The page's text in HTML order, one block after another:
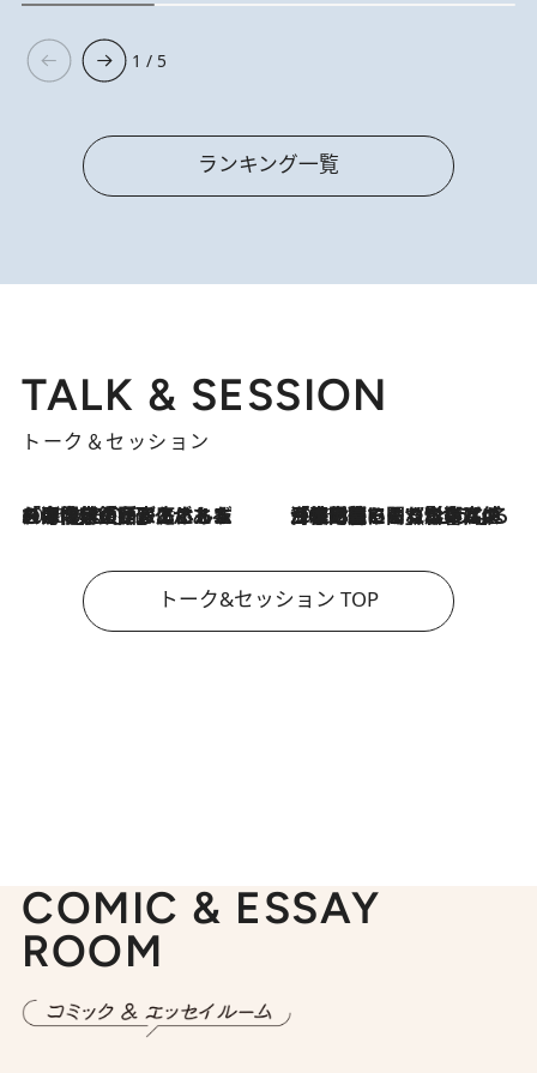
1 / 5
ランキング一覧
TALK & SESSION
トーク＆セッション
2026.8.3
「今後値上げがあるとすれば…」「リスクがあるのは今年の冬」エネルギー専門家が語る、ホルムズ海峡封鎖が家庭にもたらす“ある心配” 2026.8.3
「住宅建てられない…」「サーチャージ料の高値が続いている」ホルムズ海峡封鎖による影響はいつまで続く？《エネルギー専門家に聞く“どうなる日本の暮らし”》
トーク&セッション TOP
COMIC & ESSAY
ROOM